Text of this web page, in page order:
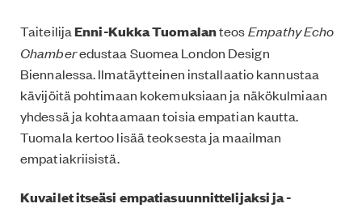
TaiteilijaEnni-Kukka TuomalanteosEmpathy Echo
Chamberedustaa Suomea London Design
Biennalessa. Ilmatäytteinen installaatio kannustaa
kävijöitä pohtimaan kokemuksiaan ja näkökulmiaan
yhdessä ja kohtaamaan toisia empatian kautta.
Tuomala kertoo lisää teoksesta ja maailman
empatiakriisistä.
Kuvailet itseäsi empatiasuunnittelijaksi ja -